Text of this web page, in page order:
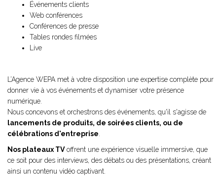
Événements clients
Web conférences
Conférences de presse
Tables rondes filmées
Live
L’Agence WEPA met à votre disposition une expertise complète pour
donner vie à vos événements et dynamiser votre présence
numérique.
Nous concevons et orchestrons des événements, qu'il s'agisse de
lancements de produits, de soirées clients, ou de
célébrations d'entreprise
Nos plateaux TVoffrent une expérience visuelle immersive, que
ce soit pour des interviews, des débats ou des présentations, créant
ainsi un contenu vidéo captivant.